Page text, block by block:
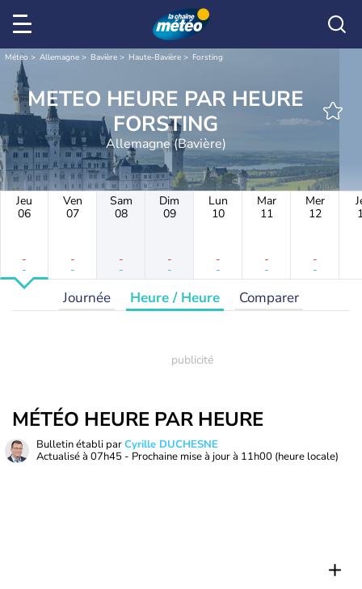
Météo Allemagne Bavière Haute-Bavière Forsting
METEO HEURE PAR HEURE
FORSTING
Allemagne (Bavière)
Jeu
06
-
-
Ven
07
-
-
Sam
08
-
-
Dim
09
-
-
Lun
10
-
-
Mar
11
-
-
Mer
12
-
-
Journée Heure / Heure Comparer
MÉTÉO HEURE PAR HEURE
Bulletin établi parCyrille DUCHESNE
Actualisé à 07h45 - Prochaine mise à jour à 11h00 (heure locale)